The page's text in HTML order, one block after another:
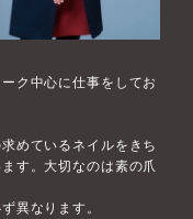
ク中心に仕事をしてお
めているネイルをきち
す。大切なのは素の爪
異なります。